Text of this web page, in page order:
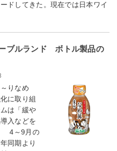
ドしてきた。現在では日本ワイ
ブルランド ボトル製品の
りなめ
に取り組
は「緩や
入などを
4～9月の
同期より